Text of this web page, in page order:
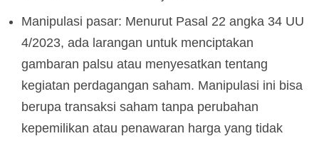
Manipulasi pasar: Menurut Pasal 22 angka 34 UU
4/2023, ada larangan untuk menciptakan
gambaran palsu atau menyesatkan tentang
kegiatan perdagangan saham. Manipulasi ini bisa
berupa transaksi saham tanpa perubahan
kepemilikan atau penawaran harga yang tidak